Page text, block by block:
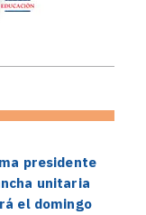
presidente
unitaria
el domingo